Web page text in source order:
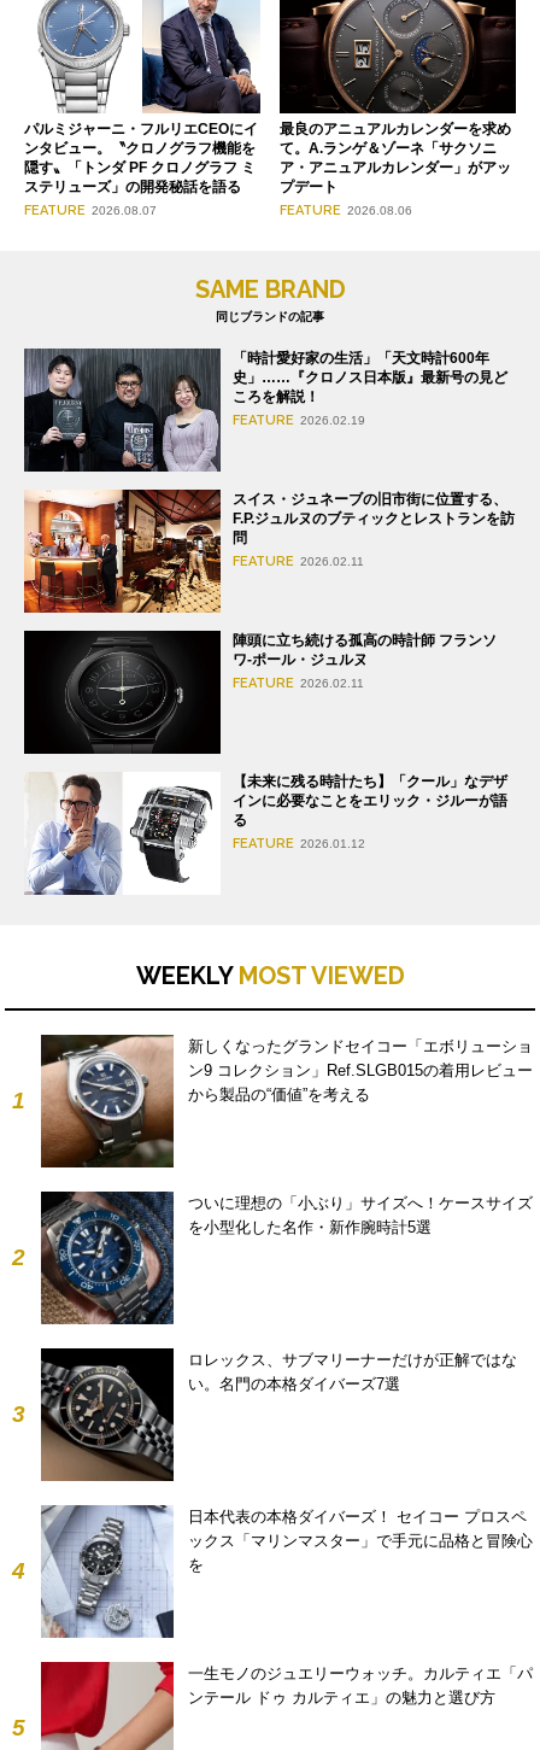
パルミジャーニ・フルリエCEOにイ
ンタビュー。〝クロノグラフ機能を
隠す〟「トンダ PF クロノグラフ ミ
ステリューズ」の開発秘話を語る
FEATURE 2026.08.07
最良のアニュアルカレンダーを求め
て。A.ランゲ＆ゾーネ「サクソニ
ア・アニュアルカレンダー」がアッ
プデート
FEATURE 2026.08.06
SAME BRAND
同じブランドの記事
「時計愛好家の生活」「天文時計600年
史」……『クロノス日本版』最新号の見ど
ころを解説！
FEATURE 2026.02.19
スイス・ジュネーブの旧市街に位置する、
F.P.ジュルヌのブティックとレストランを訪
問
FEATURE 2026.02.11
陣頭に立ち続ける孤高の時計師 フランソ
ワ-ポール・ジュルヌ
FEATURE 2026.02.11
【未来に残る時計たち】「クール」なデザ
インに必要なことをエリック・ジルーが語
る
FEATURE 2026.01.12
WEEKLY MOST VIEWED
1
新しくなったグランドセイコー「エボリューショ
ン9 コレクション」Ref.SLGB015の着用レビュー
から製品の“価値”を考える
2
ついに理想の「小ぶり」サイズへ！ケースサイズ
を小型化した名作・新作腕時計5選
3
ロレックス、サブマリーナーだけが正解ではな
い。名門の本格ダイバーズ7選
4
日本代表の本格ダイバーズ！ セイコー プロスペ
ックス「マリンマスター」で手元に品格と冒険心
を
5
一生モノのジュエリーウォッチ。カルティエ「パ
ンテール ドゥ カルティエ」の魅力と選び方